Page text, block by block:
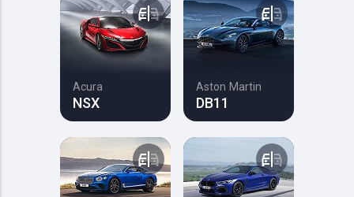
Acura
NSX
Aston Martin
DB11